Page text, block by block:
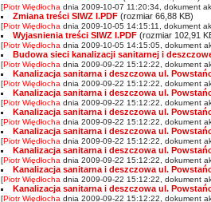
[Piotr Więdłocha dnia 2009-10-07 11:20:34, dokument
Zmiana treści SIWZ I.PDF(rozmiar 66,88 KB)
[Piotr Więdłocha dnia 2009-10-05 14:15:11, dokument
Wyjasnienia treści SIWZ I.PDF(rozmiar 102,91
[Piotr Więdłocha dnia 2009-10-05 14:15:05, dokument
Budowa sieci kanalizacji sanitarnej i
[Piotr Więdłocha dnia 2009-09-22 15:12:22, dokument
Kanalizacja sanitarna i deszczowa ul.
[Piotr Więdłocha dnia 2009-09-22 15:12:22, dokument
Kanalizacja sanitarna i deszczowa ul.
[Piotr Więdłocha dnia 2009-09-22 15:12:22, dokument
Kanalizacja sanitarna i deszczowa ul.
[Piotr Więdłocha dnia 2009-09-22 15:12:22, dokument
Kanalizacja sanitarna i deszczowa ul.
[Piotr Więdłocha dnia 2009-09-22 15:12:22, dokument
Kanalizacja sanitarna i deszczowa ul.
[Piotr Więdłocha dnia 2009-09-22 15:12:22, dokument
Kanalizacja sanitarna i deszczowa ul.
[Piotr Więdłocha dnia 2009-09-22 15:12:22, dokument
Kanalizacja sanitarna i deszczowa ul.
[Piotr Więdłocha dnia 2009-09-22 15:12:22, dokument